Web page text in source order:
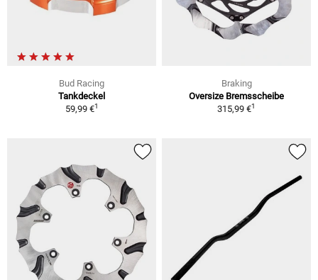
Bud Racing
Tankdeckel
59,99 €1
Braking
Oversize Bremsscheibe
315,99 €1